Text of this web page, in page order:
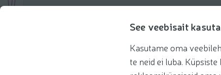
See veebisait
Kasutame oma
te neid ei luba.
Рекомендации